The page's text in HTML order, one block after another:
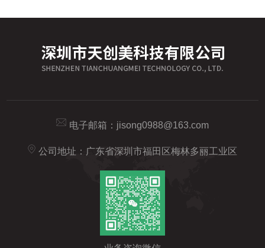
电子邮箱： jisong0988@163.com
公司地址：广东省深圳市福田区梅林多丽工业区